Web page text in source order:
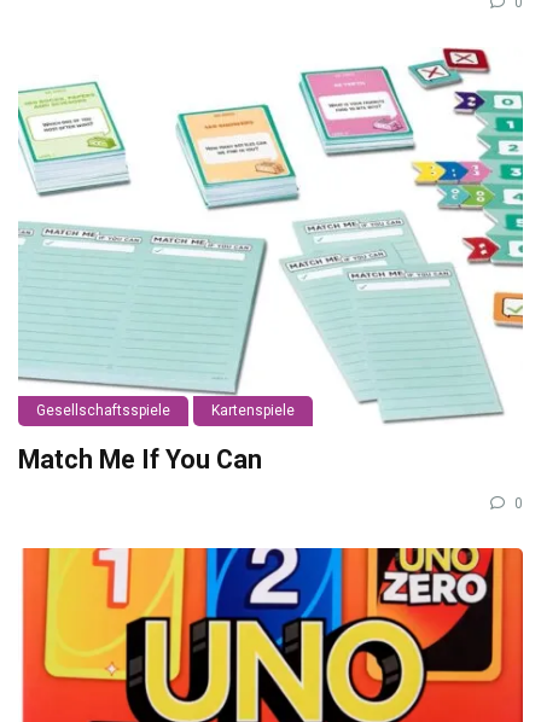
Gesellschaftsspiele Kartenspiele
Match Me If You Can
0